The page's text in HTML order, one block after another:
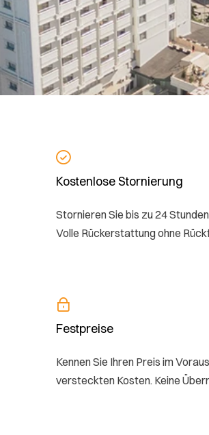
Kostenlose Stornierung
Stornieren Sie bis zu 24
Volle Rückerstattung ohne
Festpreise
Kennen Sie Ihren Preis im
versteckten Kosten. Keine